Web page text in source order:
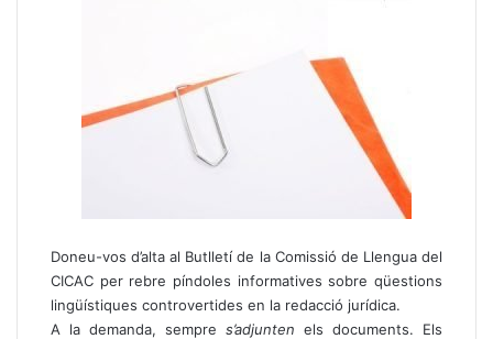
Doneu-vos d’alta al Butlletí de la Comissió de Llengua del
CICAC per rebre píndoles informatives sobre qüestions
lingüístiques controvertides en la redacció jurídica.
A la demanda, sempre s’adjunten els documents. Els